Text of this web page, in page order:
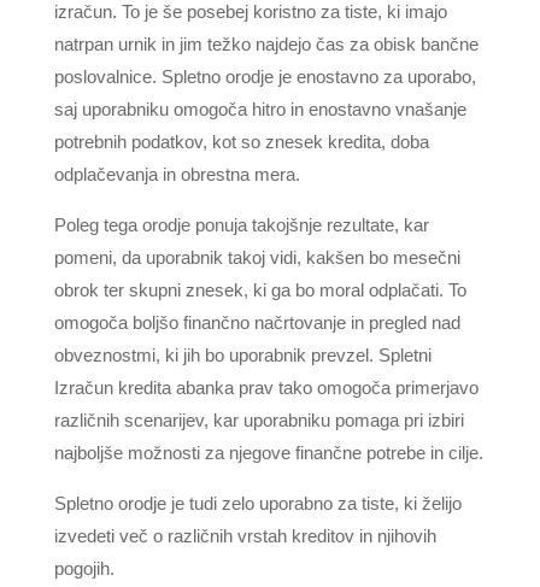
izračun. To je še posebej koristno za tiste, ki imajo
natrpan urnik in jim težko najdejo čas za obisk bančne
poslovalnice. Spletno orodje je enostavno za uporabo,
saj uporabniku omogoča hitro in enostavno vnašanje
potrebnih podatkov, kot so znesek kredita, doba
odplačevanja in obrestna mera.
Poleg tega orodje ponuja takojšnje rezultate, kar
pomeni, da uporabnik takoj vidi, kakšen bo mesečni
obrok ter skupni znesek, ki ga bo moral odplačati. To
omogoča boljšo finančno načrtovanje in pregled nad
obveznostmi, ki jih bo uporabnik prevzel. Spletni
Izračun kredita abanka prav tako omogoča primerjavo
različnih scenarijev, kar uporabniku pomaga pri izbiri
najboljše možnosti za njegove finančne potrebe in cilje.
Spletno orodje je tudi zelo uporabno za tiste, ki želijo
izvedeti več o različnih vrstah kreditov in njihovih
pogojih.